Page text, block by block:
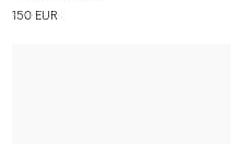
150 EUR